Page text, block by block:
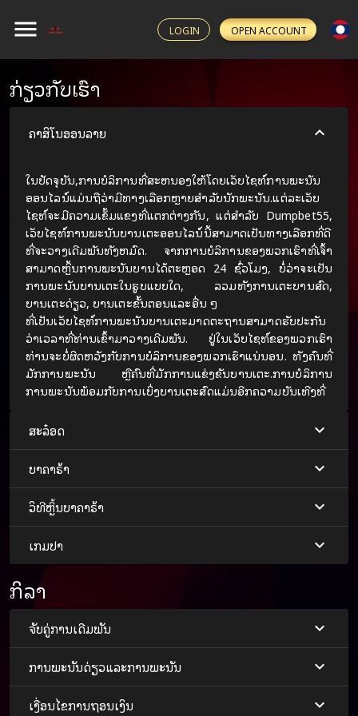
LOGIN OPEN ACCOUNT
ກ່ຽວກັບເຮົາ
ຄາສິໂນອອນລາຍ
ໃນປັດຈຸບັນ,ການບໍລິການທີ່ສະຫນອງໃຫ້ໂດຍເວັບໄຊທ໌ການພະນັນ
ອອນໄລນ໌ແມ່ນຖືວ່າມີທາງເລືອກຫຼາຍສໍາລັບນັກພະນັນ.ແຕ່ລະເວັບ
ໄຊທ໌ຈະມີຄວາມເຂັ້ມແຂງທີ່ແຕກຕ່າງກັນ, ແຕ່ສໍາລັບ Dumpbet55,
ເວັບໄຊທ໌ການພະນັນບານເຕະອອນໄລນ໌ນີ້ສາມາດເປັນທາງເລືອກທີ່ດີ
ທີ່ຈະວາງເດີມພັນທັງຫມົດ. ຈາກການບໍລິການຂອງພວກເຮົາທີ່ເຈົ້າ
ສາມາດຫຼິ້ນການພະນັນບານໄດ້ຕະຫຼອດ 24 ຊົ່ວໂມງ, ບໍ່ວ່າຈະເປັນ
ການພະນັນບານເຕະໃນຮູບແບບໃດ, ລວມທັງການເຕະບານສົດ,
ບານເຕະດ່ຽວ, ບານເຕະຂັ້ນຕອນແລະອື່ນ ໆ
ທີ່ເປັນເວັບໄຊທ໌ການພະນັນບານເຕະມາດຕະຖານສາມາດຮັບປະກັນ
ວ່າເວລາທີ່ທ່ານເຂົ້າມາວາງເດີມພັນ. ຢູ່ໃນເວັບໄຊທ໌ຂອງພວກເຮົາ
ທ່ານຈະບໍ່ຜິດຫວັງກັບການບໍລິການຂອງພວກເຮົາແນ່ນອນ. ທັງຄົນທີ່
ມັກການພະນັນ ຫຼືຄົນທີ່ມັກການແຂ່ງຂັນບານເຕະ.ການບໍລິການ
ການພະນັນພ້ອມກັບການເບິ່ງບານເຕະສົດແມ່ນອີກຄວາມບັນເທີງທີ່
ພະນັນບານເຕະໃນກຸ່ມ
ທີ່ພ້ອມທີ່ຈະໃຊ້ສໍາລັບນັກ
ລາຄາບານມາດຕະຖານ
ສິ່ງໜຶ່ງທີ່ນັກພະນັນບານເຕະທຸກຄົນຕ້ອງພິຈາລະນາກ່ອນຈະລົງ
ພະນັນ ຫຼື ໃຊ້ບໍລິການກັບທຸກເວັບໄຊການພະນັນບານເຕະແມ່ນລາຄາ
ບານເຕະເພາະລາຄາບານເຕະສາມາດໄຫຼລົງໄດ້ຕະຫຼອດເວລາ.ຍິ່ງ
ເປັນການພະນັນບານເຕະຫຼາຍກວ່າບານຮອງ,ການປຽບທຽບລາຄາ
ກ່ອນການພະນັນແມ່ນມີຄວາມສໍາຄັນຫຼາຍ, ເຊິ່ງ
ບານເຕະທີ່ເປັນກາງທີ່ໄດ້ມາດຕະຖານ, ບໍ່ສູງຫຼືຕໍ່າເກີນໄປ.ເປັນລາຄາ
ທີ່ສົມເຫດສົມຜົນ ບໍ່ມີການໂກງນັກພະນັນຢ່າງແທ້ຈິງ ກັບການ
ບໍລິການການພະນັນບານເຕະອອນໄລນ໌ທີ່ເວັບໄຊທ໌ຂອງພວກເຮົາ
ພ້ອມກັບການແຂ່ງຂັນບານເຕະທີ່ດີທີ່ສຸດ
ເວັບໄຊທ໌ການພະນັນບານເຕະອອນໄລນ໌ທີ່ດີທີ່ສຸດໃນເວລານີ້ຈະບໍ່ມີ
ເວັບໄຊທ໌ອື່ນໃນເຄືອຂ່າຍ
, ເຊິ່ງເປັນເວັບໄຊທ໌ການ
ສະລ໋ອດ
ບາຄາຣ້າ
ວິທີຫຼິ້ນບາຄາຣ້າ
ເກມປາ
ກິລາ
ຈັບຄູ່ການເດີມພັນ
ການພະນັນດ່ຽວແລະການພະນັນ
ເງື່ອນໄຂການຖອນເງິນ